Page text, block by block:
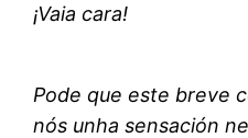
¡Vaia cara!
Pode que este breve
nós unha sensación